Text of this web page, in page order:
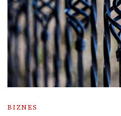
BIZNES